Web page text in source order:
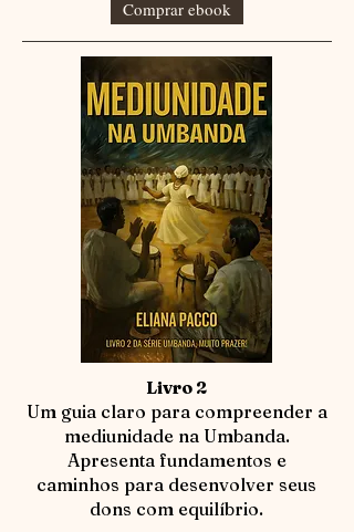
Comprar ebook
Livro 2
Um guia claro para compreender a
mediunidade na Umbanda.
Apresenta fundamentos e
caminhos para desenvolver seus
dons com equilíbrio.